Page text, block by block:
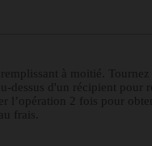
remplissant à moitié. Tournez
dessus d'un récipient pour
l’opération 2 fois pour
frais.